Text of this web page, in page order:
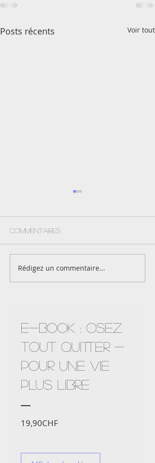
Posts récents Voir tout
Mon journal Covid-
Commentaires
Rédigez un commentaire...
E-Book : OSEZ
TOUT QUITTER -
POUR UNE VIE
PLUS LIBRE
19,90CHFPrix